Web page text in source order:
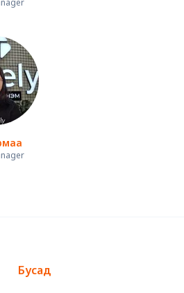
Бусад